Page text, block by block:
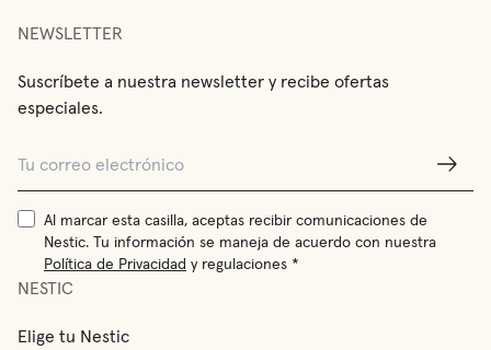
NEWSLETTER
Suscríbete a nuestra newsletter y recibe ofertas
especiales.
Al marcar esta casilla, aceptas recibir comunicaciones de
Nestic. Tu información se maneja de acuerdo con nuestra
Política de Privacidad y regulaciones *
NESTIC
Elige tu Nestic